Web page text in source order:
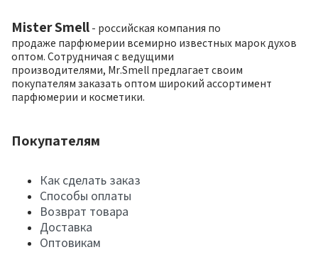
Mister Smell - российская компания по
продаже парфюмерии всемирно известных марок духов
оптом. Сотрудничая с ведущими
производителями, Mr.Smell предлагает своим
покупателям заказать оптом широкий ассортимент
парфюмерии и косметики.
Покупателям
Как сделать заказ
Способы оплаты
Возврат товара
Доставка
Оптовикам